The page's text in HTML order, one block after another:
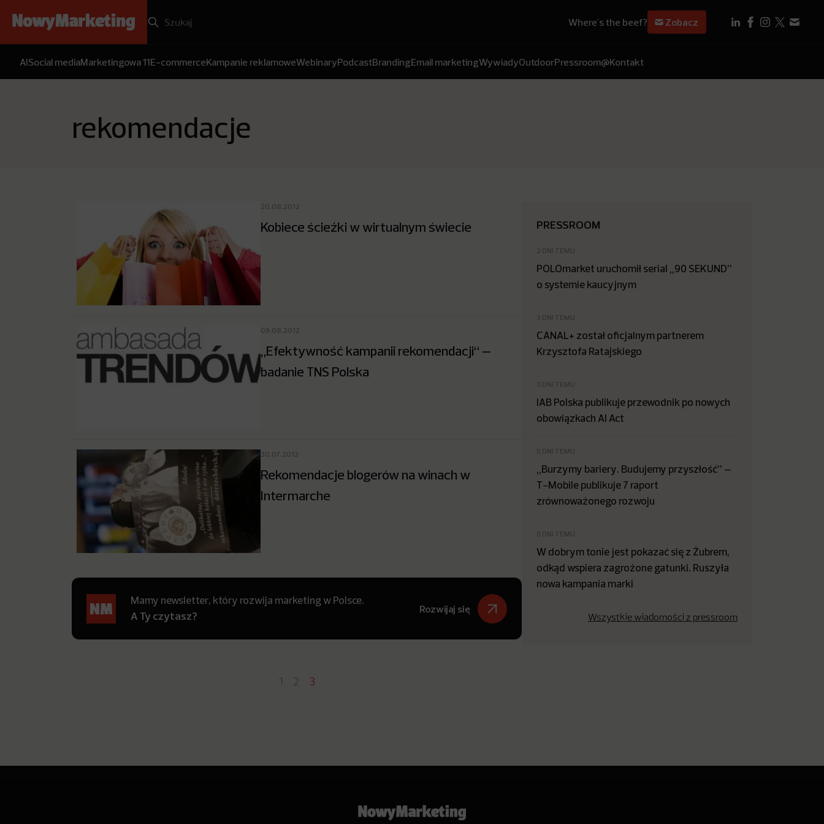
Where's the beef? Zobacz
AISocial mediaMarketingowa 11E-commerceKampanie reklamoweWebinaryPodcastBrandingEmail marketingWywiadyOutdoorPressroom@Kontakt
rekomendacje
20.08.2012
Kobiece ścieżki w wirtualnym świecie
09.08.2012
„Efektywność kampanii rekomendacji“ –
badanie TNS Polska
30.07.2012
Rekomendacje blogerów na winach w
Intermarche
Mamy newsletter, który rozwija marketing w Polsce.
A Ty czytasz?
Rozwijaj się
1 2 3
PRESSROOM
2 DNI TEMU
POLOmarket uruchomił serial „90 SEKUND”
o systemie kaucyjnym
3 DNI TEMU
CANAL+ został oficjalnym partnerem
Krzysztofa Ratajskiego
3 DNI TEMU
IAB Polska publikuje przewodnik po nowych
obowiązkach AI Act
5 DNI TEMU
„Burzymy bariery. Budujemy przyszłość” –
T-Mobile publikuje 7 raport
zrównoważonego rozwoju
6 DNI TEMU
W dobrym tonie jest pokazać się z Żubrem,
odkąd wspiera zagrożone gatunki. Ruszyła
nowa kampania marki
Wszystkie wiadomości z pressroom